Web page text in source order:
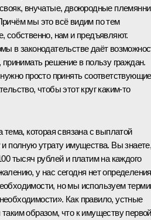
внучатые, двоюродные
мы это всё видим по тем
собственно, нам и предъявляют.
в законодательстве даёт
решение в пользу граждан.
просто принять соответствующие
чтобы этот круг каким‑то
которая связана с выплатой
и полную утрату имущества. Вы
тысяч рублей и платим на каждого
у нас сегодня нет определения
но мы используем
Как правило, устные
образом, что к имуществу первой